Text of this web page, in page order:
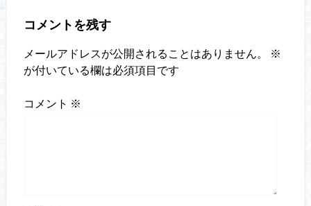
コメントを残す
メールアドレスが公開されることはありません。
※
が付いている欄は必須項目です
コメント ※